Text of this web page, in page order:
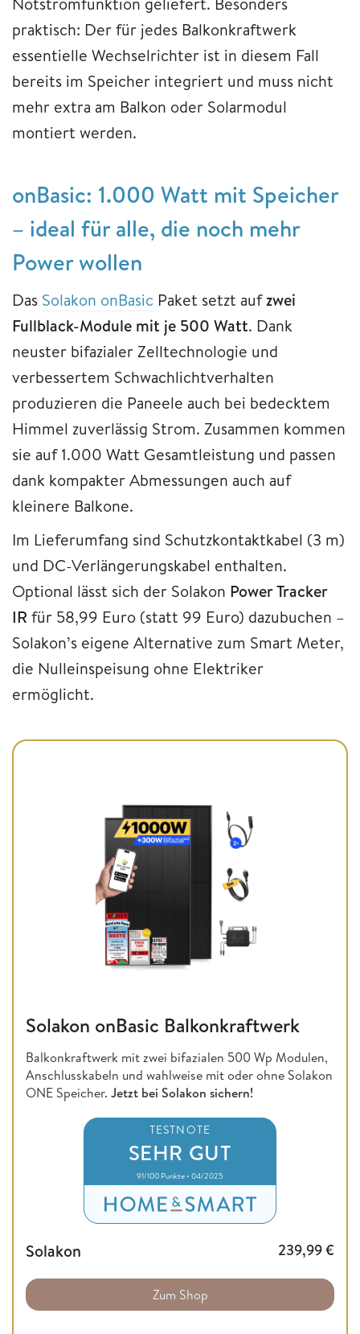
praktisch: Der für jedes Balkonkraftwerk
essentielle Wechselrichter ist in diesem Fall
bereits im Speicher integriert und muss nicht
mehr extra am Balkon oder Solarmodul
montiert werden.
onBasic: 1.000 Watt mit Speicher
– ideal für alle, die noch mehr
Power wollen
Das Solakon onBasic Paket setzt aufzwei
Fullblack-Module mit je 500 Watt. Dank
neuster bifazialer Zelltechnologie und
verbessertem Schwachlichtverhalten
produzieren die Paneele auch bei bedecktem
Himmel zuverlässig Strom. Zusammen kommen
sie auf 1.000 Watt Gesamtleistung und passen
dank kompakter Abmessungen auch auf
kleinere Balkone.
Im Lieferumfang sind Schutzkontaktkabel (3 m)
und DC-Verlängerungskabel enthalten.
Optional lässt sich der Solakon Power Tracker
IR für 58,99 Euro (statt 99 Euro) dazubuchen –
Solakon’s eigene Alternative zum Smart Meter,
die Nulleinspeisung ohne Elektriker
ermöglicht.
Solakon onBasic Balkonkraftwerk
Balkonkraftwerk mit zwei bifazialen 500 Wp Modulen,
Anschlusskabeln und wahlweise mit oder ohne Solakon
ONE Speicher. Jetzt bei Solakon sichern!
TESTNOTE
SEHR GUT
91/100 Punkte • 04/2025
Solakon 239,99€
Zum Shop